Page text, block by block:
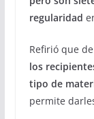
regularidad
Refirió que
los
tipo de
permite